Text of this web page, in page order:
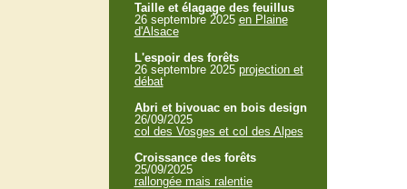
Taille et élagage des feuillus
26 septembre 2025 en Plaine
d'Alsace
L'espoir des forêts
26 septembre 2025 projection et
débat
Abri et bivouac en bois design
26/09/2025
col des Vosges et col des Alpes
Croissance des forêts
25/09/2025
rallongée mais ralentie